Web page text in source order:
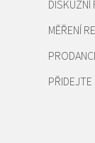
DISKUZNÍ
MĚŘENÍ
PŘIDEJTE